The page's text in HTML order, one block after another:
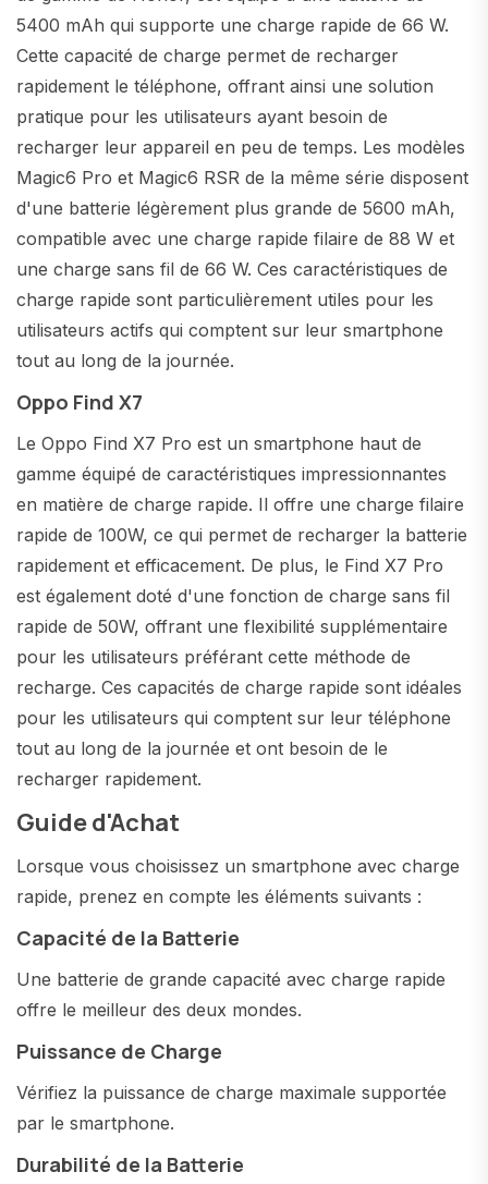
5400 mAh qui supporte une charge rapide de 66 W.
Cette capacité de charge permet de recharger
rapidement le téléphone, offrant ainsi une solution
pratique pour les utilisateurs ayant besoin de
recharger leur appareil en peu de temps. Les modèles
Magic6 Pro et Magic6 RSR de la même série disposent
d'une batterie légèrement plus grande de 5600 mAh,
compatible avec une charge rapide filaire de 88 W et
une charge sans fil de 66 W. Ces caractéristiques de
charge rapide sont particulièrement utiles pour les
utilisateurs actifs qui comptent sur leur smartphone
tout au long de la journée.
Oppo Find X7
Le Oppo Find X7 Pro est un smartphone haut de
gamme équipé de caractéristiques impressionnantes
en matière de charge rapide. Il offre une charge filaire
rapide de 100W, ce qui permet de recharger la batterie
rapidement et efficacement. De plus, le Find X7 Pro
est également doté d'une fonction de charge sans fil
rapide de 50W, offrant une flexibilité supplémentaire
pour les utilisateurs préférant cette méthode de
recharge. Ces capacités de charge rapide sont idéales
pour les utilisateurs qui comptent sur leur téléphone
tout au long de la journée et ont besoin de le
recharger rapidement.
Guide d'Achat
Lorsque vous choisissez un smartphone avec charge
rapide, prenez en compte les éléments suivants :
Capacité de la Batterie
Une batterie de grande capacité avec charge rapide
offre le meilleur des deux mondes.
Puissance de Charge
Vérifiez la puissance de charge maximale supportée
par le smartphone.
Durabilité de la Batterie